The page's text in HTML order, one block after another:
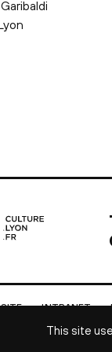
INTRANET
This site